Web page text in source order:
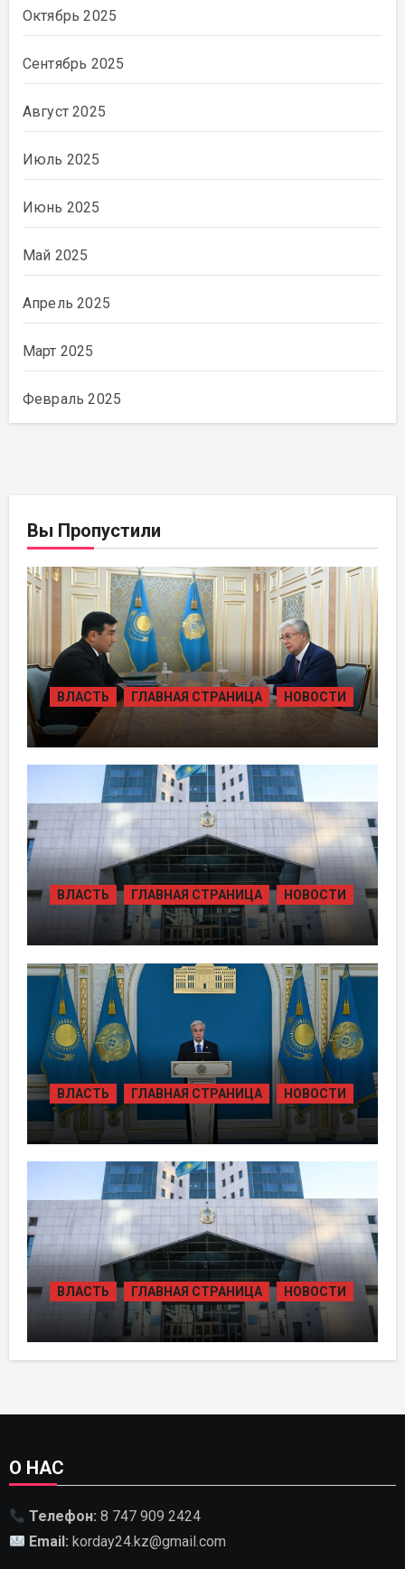
Октябрь 2025
Сентябрь 2025
Август 2025
Июль 2025
Июнь 2025
Май 2025
Апрель 2025
Март 2025
Февраль 2025
Вы Пропустили
ВЛАСТЬ ГЛАВНАЯ СТРАНИЦА НОВОСТИ
ПРЕЗИДЕНТ ПРИНЯЛ ПРЕДСЕДАТЕЛЯ
ПРАВЛЕНИЯ ХОЛДИНГА «БАЙТЕРЕК»
ВЛАСТЬ ГЛАВНАЯ СТРАНИЦА НОВОСТИ
ЖАМБЫЛЬСКОЙ ОБЛАСТИ БОЛЕЕ 80
ТЫСЯЧ ЖИТЕЛЕЙ ОБЕСПЕЧИЛИ
ГАЗОМ ЗА СЧЁТ ВОЗВРАЩЁННЫХ
АКТИВОВ
ВЛАСТЬ ГЛАВНАЯ СТРАНИЦА НОВОСТИ
ТОКАЕВ ДАЛ СТАРТ
СТРОИТЕЛЬСТВУ НЕСКОЛЬКИХ
КРУПНЫХ АВТОМОБИЛЬНЫХ ДОРОГ
ВЛАСТЬ ГЛАВНАЯ СТРАНИЦА НОВОСТИ
В КАЗАХСТАНЕ УТВЕРЖДЕН ПЛАН
РАЗВИТИЯ ГИДРОЭНЕРГЕТИКИ ДО
О НАС
Телефон: 8 747 909 2424
Email: korday24.kz@gmail.com